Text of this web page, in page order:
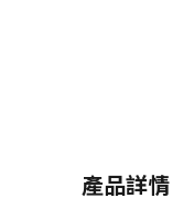
產品詳情